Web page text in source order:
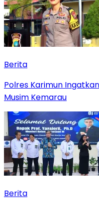
Berita
Polres Karimun
Musim Kemarau
Berita